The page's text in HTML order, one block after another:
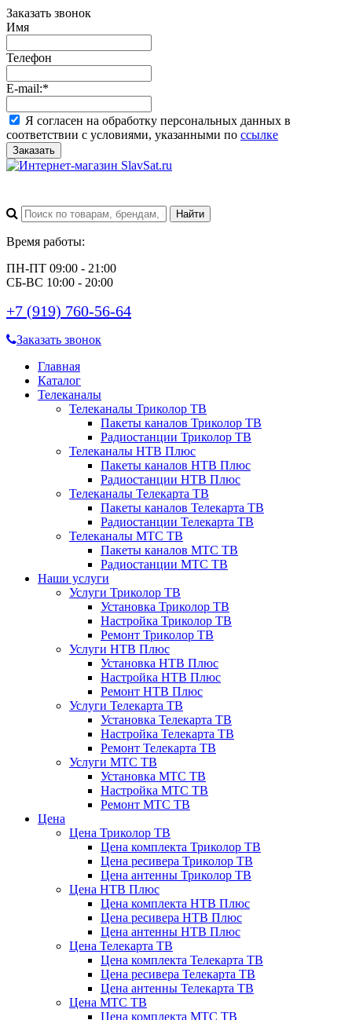
Заказать звонок
Имя
Телефон
E-mail:*
Я согласен на обработку персональных данных в
соответствии с условиями, указанными по ссылке
Заказать
Время работы:
ПН-ПТ 09:00 - 21:00
СБ-ВС 10:00 - 20:00
+7 (919) 760-56-64
Заказать звонок
Главная
Каталог
Телеканалы
Телеканалы Триколор ТВ
Пакеты каналов Триколор ТВ
Радиостанции Триколор ТВ
Телеканалы НТВ Плюс
Пакеты каналов НТВ Плюс
Радиостанции НТВ Плюс
Телеканалы Телекарта ТВ
Пакеты каналов Телекарта ТВ
Радиостанции Телекарта ТВ
Телеканалы МТС ТВ
Пакеты каналов МТС ТВ
Радиостанции МТС ТВ
Наши услуги
Услуги Триколор ТВ
Установка Триколор ТВ
Настройка Триколор ТВ
Ремонт Триколор ТВ
Услуги НТВ Плюс
Установка НТВ Плюс
Настройка НТВ Плюс
Ремонт НТВ Плюс
Услуги Телекарта ТВ
Установка Телекарта ТВ
Настройка Телекарта ТВ
Ремонт Телекарта ТВ
Услуги МТС ТВ
Установка МТС ТВ
Настройка МТС ТВ
Ремонт МТС ТВ
Цена
Цена Триколор ТВ
Цена комплекта Триколор ТВ
Цена ресивера Триколор ТВ
Цена антенны Триколор ТВ
Цена НТВ Плюс
Цена комплекта НТВ Плюс
Цена ресивера НТВ Плюс
Цена антенны НТВ Плюс
Цена Телекарта ТВ
Цена комплекта Телекарта ТВ
Цена ресивера Телекарта ТВ
Цена антенны Телекарта ТВ
Цена МТС ТВ
Цена комплекта МТС ТВ